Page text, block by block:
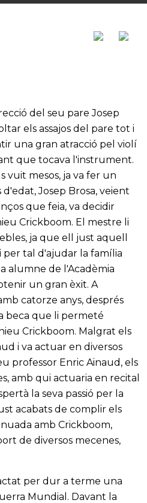
del seu pare Josep
els assajos del pare tot i
una gran atracció pel violí
que tocava l'instrument.
vuit mesos, ja va fer un
Josep Brosa, veient
que feia, va decidir
Crickboom. El mestre li
ja que ell just aquell
per tal d'ajudar la família
alumne de l'Acadèmia
un gran èxit. A
catorze anys, després
beca que li permeté
Crickboom. Malgrat els
i va actuar en diversos
professor Enric Ainaud, els
amb qui actuaria en recital
la seva passió per la
acabats de complir els
amb Crickboom,
de diversos mecenes,
per dur a terme una
Mundial. Davant la